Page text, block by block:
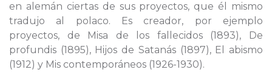
en alemán ciertas de sus proyectos, que él mismo
tradujo al polaco. Es creador, por ejemplo
proyectos, de Misa de los fallecidos (1893), De
profundis (1895), Hijos de Satanás (1897), El abismo
(1912) y Mis contemporáneos (1926-1930).